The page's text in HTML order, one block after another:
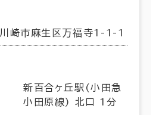
川崎市麻生区万福寺1-1-1
新百合ヶ丘駅(小田急
小田原線) 北口 1分